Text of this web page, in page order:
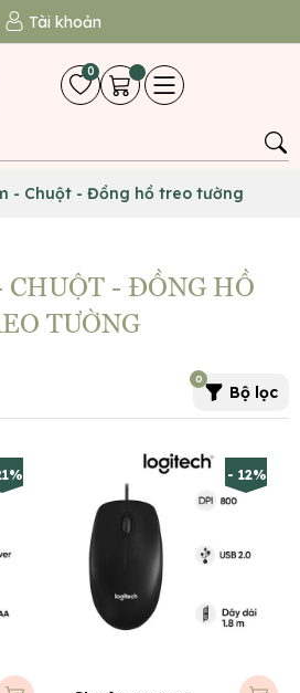
Tài khoản
0
- Chuột - Đồng hồ treo tường
- ĐỒNG HỒ
TƯỜNG
Bộ lọc
0
- 12%